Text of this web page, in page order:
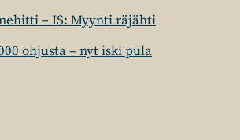
– IS: Myynti räjähti
ohjusta – nyt iski pula